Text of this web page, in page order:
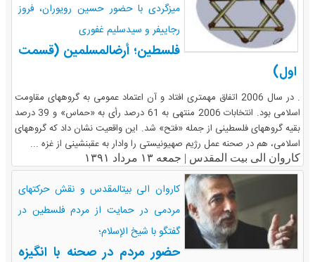
میزگردی با حضور حسین رویوران، فروز
رجایی‎فر و سیدسلیم غفوری
فلسطین؛ أرض‎المسلمین (قسمت
اول)
. در سال 2006 اتفاق مهم‎تری افتاد و آن اعتماد عمومی به گروه‎‎های مقاومت
اسلامی بود. انتخابات 2006 منتهی به 61 درصد رأی به «حماس» و 39 درصد
بقیه گروه‎‎های فلسطینی از جمله «فتح» شد. این واقعیت نشان داد که گروه‎‎های
اسلامی، هم در صحنه عمل رژیم صهیونیستی را وادار به عقب‎نشینی از غزه ...
کاروان الی بیت المقدس | جمعه ۱۳ مرداد ۱۳۹۱
کاروان الی بیت‎المقدس و نقش حرکتهای
مردمی در حمایت از مردم فلسطین در
گفتگو با شیخ الإسلام؛
حضور مردم در صحنه با انگیزه